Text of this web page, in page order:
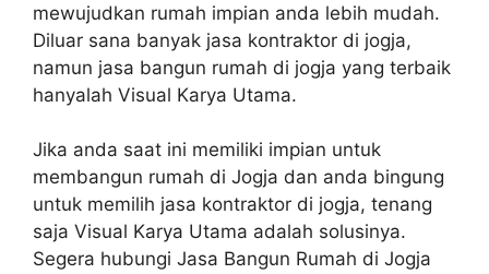
mewujudkan rumah impian anda lebih mudah.
Diluar sana banyak jasa kontraktor di jogja,
namun jasa bangun rumah di jogja yang terbaik
hanyalah Visual Karya Utama.
Jika anda saat ini memiliki impian untuk
membangun rumah di Jogja dan anda bingung
untuk memilih jasa kontraktor di jogja, tenang
saja Visual Karya Utama adalah solusinya.
Segera hubungi Jasa Bangun Rumah di Jogja